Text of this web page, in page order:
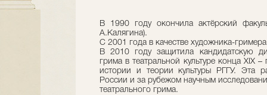
В 1990 году окончила актёрский
А.Калягина).
С 2001 года в качестве художника-гримера
В 2010 году защитила кандидатскую
грима в театральной культуре конца XIX
истории и теории культуры РГГУ. Эта
России и за рубежом научным
театрального грима.